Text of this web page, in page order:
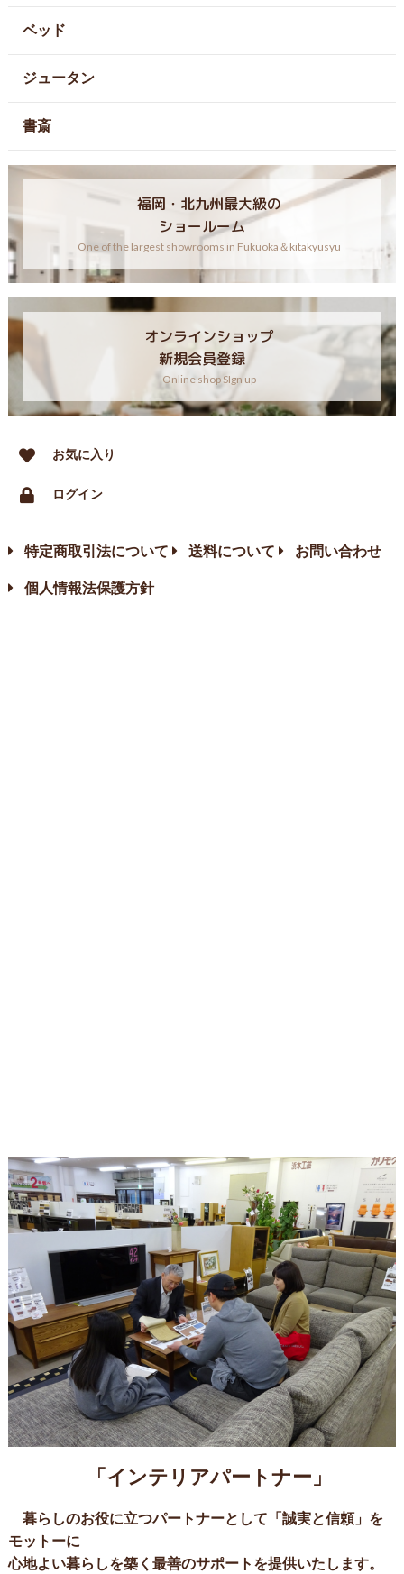
ベッド
ジュータン
書斎
福岡・北九州最大級の
ショールーム
One of the largest showrooms in Fukuoka＆kitakyusyu
オンラインショップ
新規会員登録
Online shop SIgn up
お気に入り
ログイン
特定商取引法について 送料について お問い合わせ
個人情報法保護方針
「インテリアパートナー」
暮らしのお役に立つパートナーとして「誠実と信頼」を
モットーに
心地よい暮らしを築く最善のサポートを提供いたします。